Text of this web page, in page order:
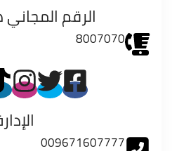
الرقم
8007070
009671607777